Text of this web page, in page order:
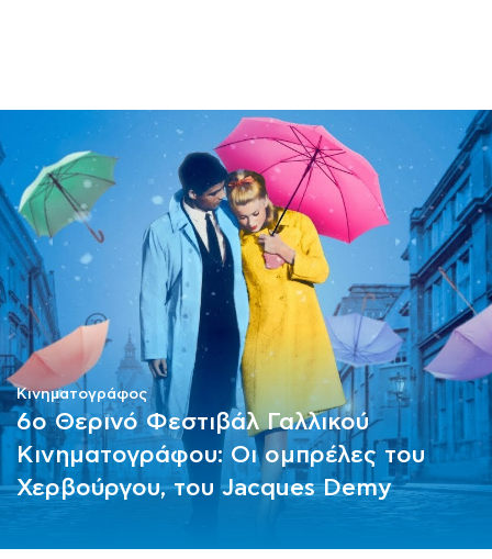
ΣΥΝΕΡΓΕΙΕΣ
ΒΙΒΛΙΟΘΗΚΗ
Κινηματογράφος
6ο Θερινό Φεστιβάλ Γαλλικού
Κινηματογράφου: Οι ομπρέλες του
Χερβούργου, του Jacques Demy